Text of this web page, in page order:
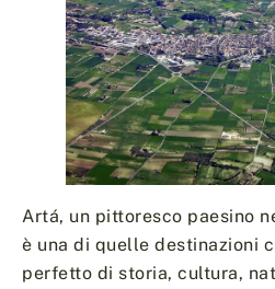
Artá, un pittoresco paesino
è una di quelle destinazioni
perfetto di storia, cultura,